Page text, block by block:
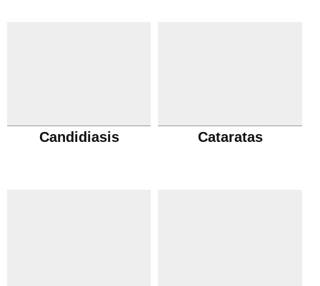
Candidiasis Cataratas